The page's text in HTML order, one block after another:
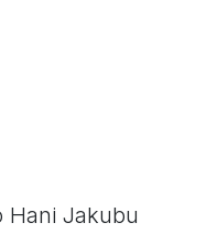
Hani Jakubu